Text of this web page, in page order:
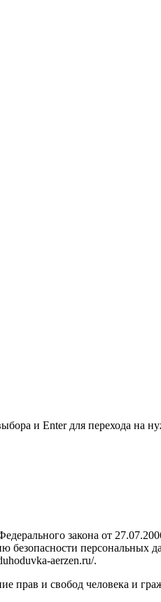
и Enter для перехода на
закона от
безопасности
aerzen.ru/.
прав и свобод человека и